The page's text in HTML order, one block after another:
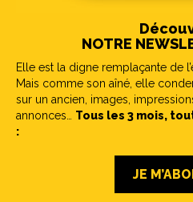
NOTRE
Elle est la digne remplaçante de
Mais comme son aîné, elle
sur un ancien, images,
annonces… Tous les 3 mois,
:
JE